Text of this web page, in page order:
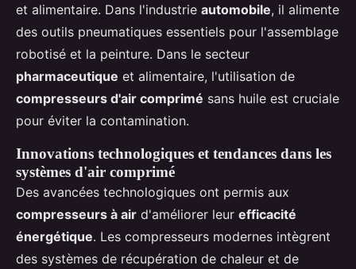
et alimentaire. Dans l'industrie automobile, il alimente
des outils pneumatiques essentiels pour l'assemblage
robotisé et la peinture. Dans le secteur
pharmaceutique et alimentaire, l'utilisation de
compresseurs d'air comprimé sans huile est cruciale
pour éviter la contamination.
Innovations technologiques et tendances dans les
systèmes d'air comprimé
Des avancées technologiques ont permis aux
compresseurs à air d'améliorer leur efficacité
énergétique. Les compresseurs modernes intègrent
des systèmes de récupération de chaleur et de